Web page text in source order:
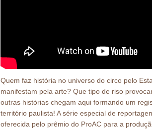
Quem faz história no universo do circo pelo
manifestam pela arte? Que tipo de riso
outras histórias chegam aqui formando um
território paulista! A série especial de
oferecida pelo prêmio do ProAC para a